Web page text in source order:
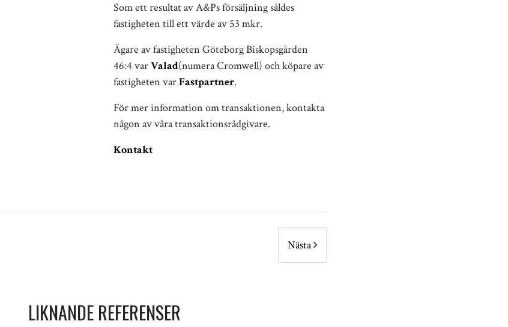
Som ett resultat av A&Ps försäljning såldes
fastigheten till ett värde av 53 mkr.
Ägare av fastigheten Göteborg Biskopsgården
46:4 varValad(numera Cromwell) och köpare av
fastigheten varFastpartner.
För mer information om transaktionen, kontakta
någon av våra transaktionsrådgivare.
Kontakt
Nästa
LIKNANDE REFERENSER